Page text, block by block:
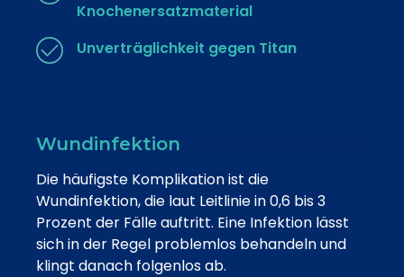
Knochenersatzmaterial
Unverträglichkeit gegen Titan
Wundinfektion
Die häufigste Komplikation ist die
Wundinfektion, die laut Leitlinie in 0,6 bis 3
Prozent der Fälle auftritt. Eine Infektion lässt
sich in der Regel problemlos behandeln und
klingt danach folgenlos ab.